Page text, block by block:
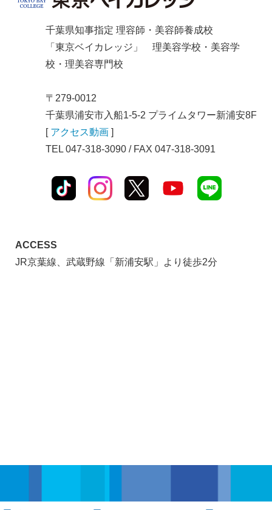
千葉県知事指定 理容師・美容師養成校
「東京ベイカレッジ」 理美容学校・美容学
校・理美容専門校
〒279-0012
千葉県浦安市入船1-5-2 プライムタワー新浦安8F
[ アクセス動画 ]
TEL 047-318-3090 / FAX 047-318-3091
ACCESS
JR京葉線、武蔵野線「新浦安駅」より徒歩2分